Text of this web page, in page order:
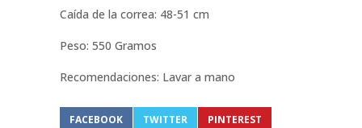
Caída de la correa: 48-51 cm
Peso: 550 Gramos
Recomendaciones: Lavar a mano
FACEBOOK TWITTER
PINTEREST